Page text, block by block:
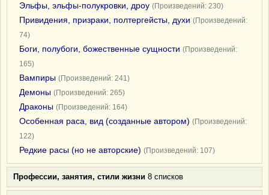
Эльфы, эльфы-полукровки, дроу (Произведений: 230)
Привидения, призраки, полтергейсты, духи (Произведений:
74)
Боги, полубоги, божественные сущности (Произведений:
165)
Вампиры (Произведений: 241)
Демоны (Произведений: 265)
Драконы (Произведений: 164)
Особенная раса, вид (созданные автором) (Произведений:
122)
Редкие расы (но не авторские) (Произведений: 107)
Профессии, занятия, стили жизни 8 списков